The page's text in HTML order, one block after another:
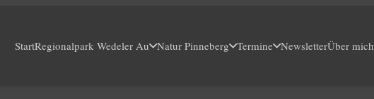
StartRegionalpark Wedeler Au Natur Pinneberg Termine NewsletterÜber mich